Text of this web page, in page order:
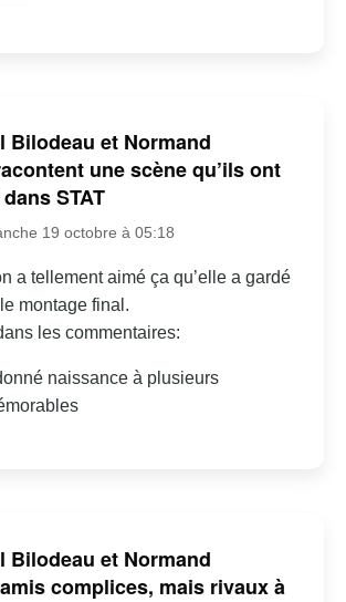
Bilodeau et Normand
une scène qu’ils ont
STAT
19 octobre à 05:18
a tellement aimé ça qu’elle a gardé
montage final.
les commentaires:
naissance à plusieurs
Bilodeau et Normand
complices, mais rivaux à